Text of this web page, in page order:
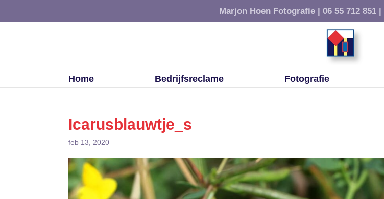
Marjon Hoen Fotografie | 06 55 712 851 |
Home Bedrijfsreclame Fotografie
Icarusblauwtje_s
feb 13, 2020